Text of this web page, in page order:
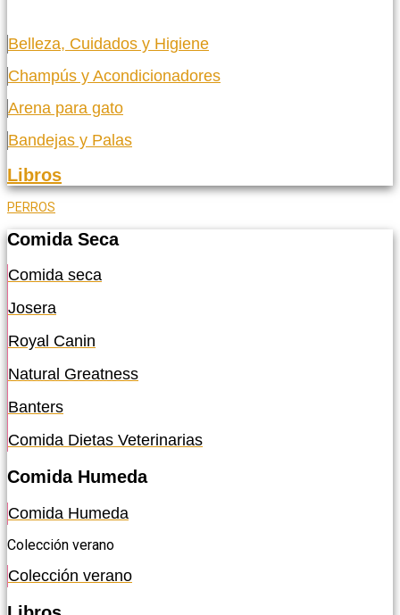
Belleza, Cuidados y Higiene
Champús y Acondicionadores
Arena para gato
Bandejas y Palas
Libros
PERROS
Comida Seca
Comida seca
Josera
Royal Canin
Natural Greatness
Banters
Comida Dietas Veterinarias
Comida Humeda
Comida Humeda
Colección verano
Colección verano